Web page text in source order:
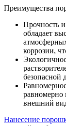
Преимущества
Прочность
обладает
коррозии,
безопасной
равномерно
внешний
Нанесение